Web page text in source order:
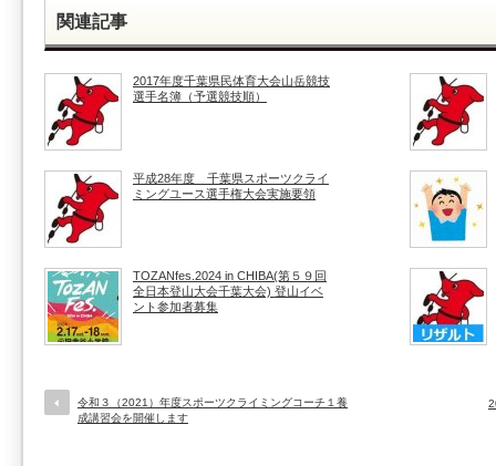
関連記事
2017年度千葉県民体育大会山岳競技
選手名簿（予選競技順）
平成28年度 千葉県スポーツクライ
ミングユース選手権大会実施要領
TOZANfes.2024 in CHIBA(第５９回
全日本登山大会千葉大会) 登山イベ
ント参加者募集
令和３（2021）年度スポーツクライミングコーチ１養
成講習会を開催します